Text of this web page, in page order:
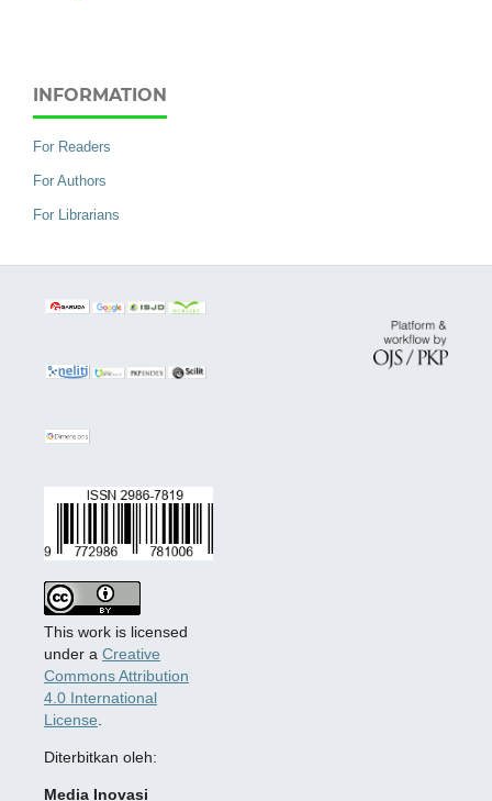
INFORMATION
For Readers
For Authors
For Librarians
This work is licensed
under a Creative
Commons Attribution
4.0 International
License
Diterbitkan oleh:
Media Inovasi